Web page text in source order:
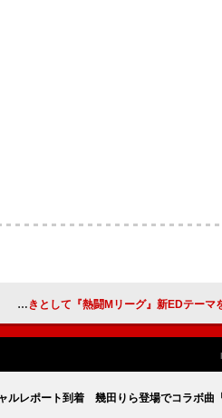
TOOBOE、大の麻雀好きとして『熱闘Mリーグ』新ED
ルレポート到着 幾田りら登場でコラボ曲